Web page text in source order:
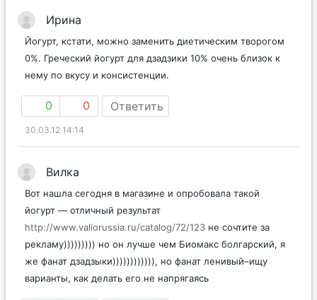
Ирина
Йогурт, кстати, можно заменить диетическим творогом
0%. Греческий йогурт для дзадзики 10% очень близок к
нему по вкусу и консистенции.
0 0 Ответить
30.03.12 14:14
Вилка
Вот нашла сегодня в магазине и опробовала такой
йогурт — отличный результат
http://www.valiorussia.ru/catalog/72/123 не сочтите за
рекламу))))))))) но он лучше чем Биомакс болгарский, я
же фанат дзадзыки)))))))))))), но фанат ленивый–ищу
варианты, как делать его не напрягаясь